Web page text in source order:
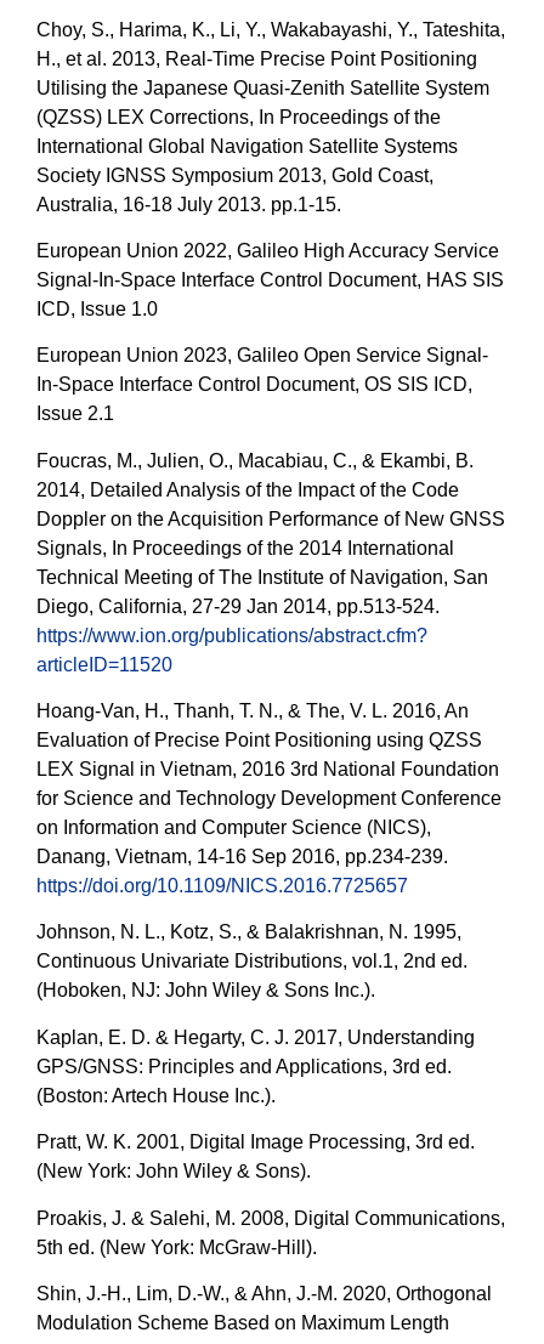
Choy, S., Harima, K., Li, Y., Wakabayashi, Y., Tateshita,
H., et al. 2013, Real-Time Precise Point Positioning
Utilising the Japanese Quasi-Zenith Satellite System
(QZSS) LEX Corrections, In Proceedings of the
International Global Navigation Satellite Systems
Society IGNSS Symposium 2013, Gold Coast,
Australia, 16-18 July 2013. pp.1-15.
European Union 2022, Galileo High Accuracy Service
Signal-In-Space Interface Control Document, HAS SIS
ICD, Issue 1.0
European Union 2023, Galileo Open Service Signal-
In-Space Interface Control Document, OS SIS ICD,
Issue 2.1
Foucras, M., Julien, O., Macabiau, C., & Ekambi, B.
2014, Detailed Analysis of the Impact of the Code
Doppler on the Acquisition Performance of New GNSS
Signals, In Proceedings of the 2014 International
Technical Meeting of The Institute of Navigation, San
Diego, California, 27-29 Jan 2014, pp.513-524.
https://www.ion.org/publications/abstract.cfm?
articleID=11520
Hoang-Van, H., Thanh, T. N., & The, V. L. 2016, An
Evaluation of Precise Point Positioning using QZSS
LEX Signal in Vietnam, 2016 3rd National Foundation
for Science and Technology Development Conference
on Information and Computer Science (NICS),
Danang, Vietnam, 14-16 Sep 2016, pp.234-239.
https://doi.org/10.1109/NICS.2016.7725657
Johnson, N. L., Kotz, S., & Balakrishnan, N. 1995,
Continuous Univariate Distributions, vol.1, 2nd ed.
(Hoboken, NJ: John Wiley & Sons Inc.).
Kaplan, E. D. & Hegarty, C. J. 2017, Understanding
GPS/GNSS: Principles and Applications, 3rd ed.
(Boston: Artech House Inc.).
Pratt, W. K. 2001, Digital Image Processing, 3rd ed.
(New York: John Wiley & Sons).
Proakis, J. & Salehi, M. 2008, Digital Communications,
5th ed. (New York: McGraw-Hill).
Shin, J.-H., Lim, D.-W., & Ahn, J.-M. 2020, Orthogonal
Modulation Scheme Based on Maximum Length